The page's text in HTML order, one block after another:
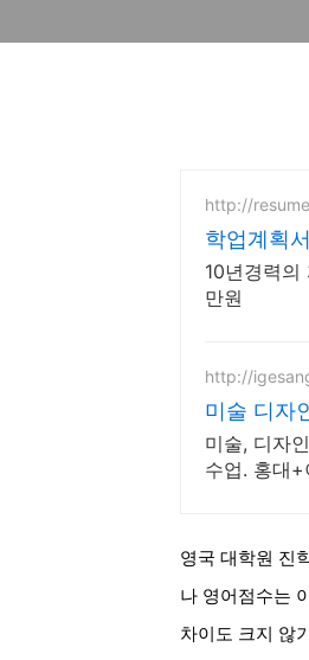
http://
학업계획
10년경력
만원
http://
미술 디자
미술, 디자
수업. 홍대
영국 대학원 진
나 영어점수는
차이도 크지 않